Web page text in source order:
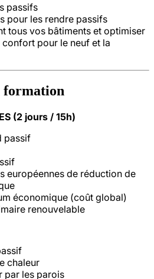
passifs
pour les rendre passifs
tous vos bâtiments et optimiser
pour le neuf et la
formation
(2 jours / 15h)
passif
européennes de réduction de
économique (coût global)
renouvelable
chaleur
par les parois